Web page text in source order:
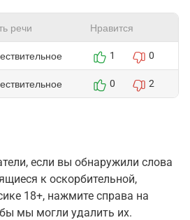
речи Нравится
1 0
0 2
если вы обнаружили слова
к оскорбительной,
18+, нажмите справа на
мы могли удалить их.